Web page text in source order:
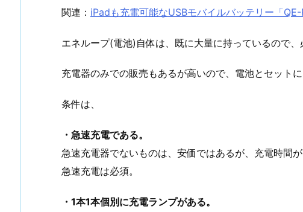
関連： iPadも充電可能なUSBモバイルバッテリー「QE-
エネループ(電池)自体は、既に大量に持っているので、
充電器のみでの販売もあるが高いので、電池とセット
条件は、
・急速充電である。
急速充電器でないものは、安価ではあるが、充電時間が
急速充電は必須。
・1本1本個別に充電ランプがある。